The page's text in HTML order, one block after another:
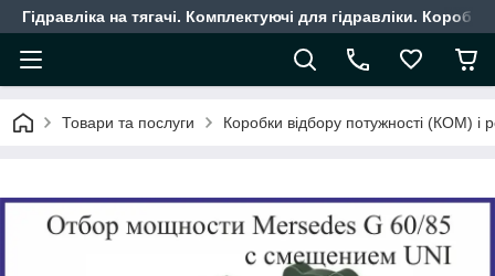
Гідравліка на тягачі. Комплектуючі для гідравліки.
Товари та послуги Коробки відбору потужності (КОМ) і